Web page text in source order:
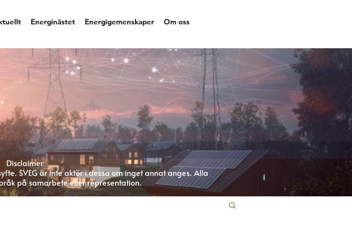
Energinästet Energigemenskaper Om oss
Disclaimer
SVEG är inte aktör i dessa om inget annat anges. Alla
på samarbete eller representation.